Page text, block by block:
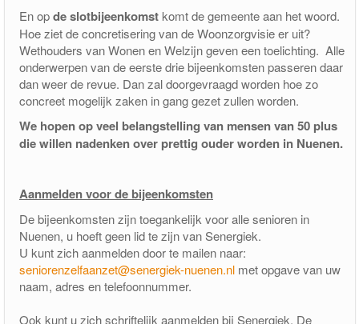
En opde slotbijeenkomst komt de gemeente aan het woord.
Hoe ziet de concretisering van de Woonzorgvisie er uit?
Wethouders van Wonen en Welzijn geven een toelichting. Alle
onderwerpen van de eerste drie bijeenkomsten passeren daar
dan weer de revue. Dan zal doorgevraagd worden hoe zo
concreet mogelijk zaken in gang gezet zullen worden.
We hopen op veel belangstelling van mensen van 50 plus
die willen nadenken over prettig ouder worden in Nuenen.
Aanmelden voor de bijeenkomsten
De bijeenkomsten zijn toegankelijk voor alle senioren in
Nuenen, u hoeft geen lid te zijn van Senergiek.
U kunt zich aanmelden door te mailen naar:
seniorenzelfaanzet@senergiek-nuenen.nl met opgave van uw
naam, adres en telefoonnummer.
Ook kunt u zich schriftelijk aanmelden bij Senergiek, De